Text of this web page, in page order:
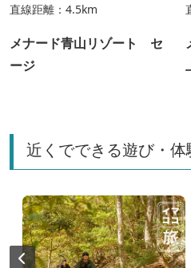
直線距離：4.5km
メナード青山リゾート セ
ージ
近くでできる遊び・体